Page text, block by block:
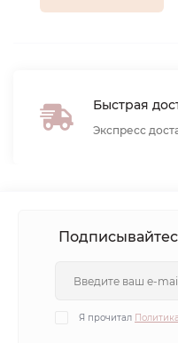
Быстрая
Экспресс
Я прочитал